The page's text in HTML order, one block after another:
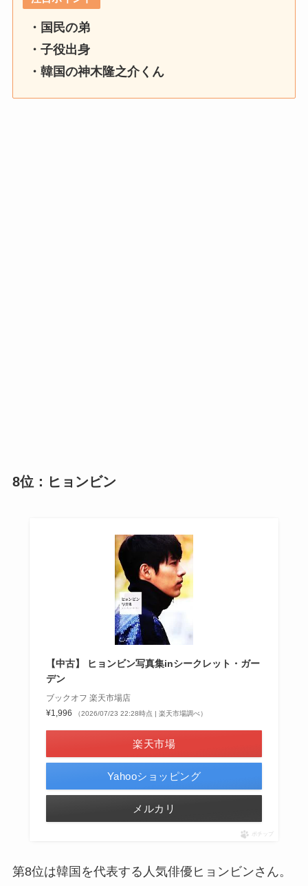
・国民の弟
・子役出身
・韓国の神木隆之介くん
8位：ヒョンビン
【中古】 ヒョンビン写真集inシークレット・ガー
デン
ブックオフ 楽天市場店
¥1,996
（2026/07/23 22:28時点 | 楽天市場調べ）
楽天市場
Yahooショッピング
メルカリ
ポチップ
第8位は韓国を代表する人気俳優ヒョンビンさん。